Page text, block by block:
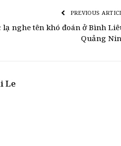
PREVIOUS
lạ nghe tên khó đoán ở Bình
Quảng
Le